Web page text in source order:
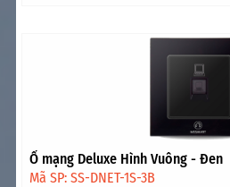
Ổ mạng Deluxe Hình Vuông - Đen
Mã SP: SS-DNET-1S-3B